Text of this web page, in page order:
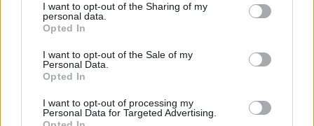
not limited to your visit or usage behaviour. You may click to
grant or deny consent to Google and its third-party tags to
use your data for below specified purposes in below Google
consent section.
I want to opt-out of the Sharing of my
personal data.
Opted In
I want to opt-out of the Sale of my
Personal Data.
Opted In
I want to opt-out of processing my
Personal Data for Targeted Advertising.